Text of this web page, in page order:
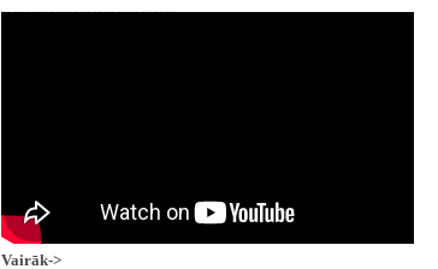
Vairāk->